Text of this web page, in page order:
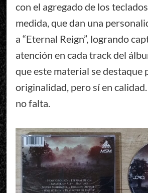
con el agregado de los
medida, que dan una
a “Eternal Reign”, logrando
atención en cada track del
que este material se destaque
originalidad, pero sí en
no falta.